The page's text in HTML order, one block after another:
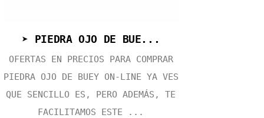
➤ PIEDRA OJO DE BUE...
OFERTAS EN PRECIOS PARA COMPRAR
PIEDRA OJO DE BUEY ON-LINE YA VES
QUE SENCILLO ES, PERO ADEMÁS, TE
FACILITAMOS ESTE ...